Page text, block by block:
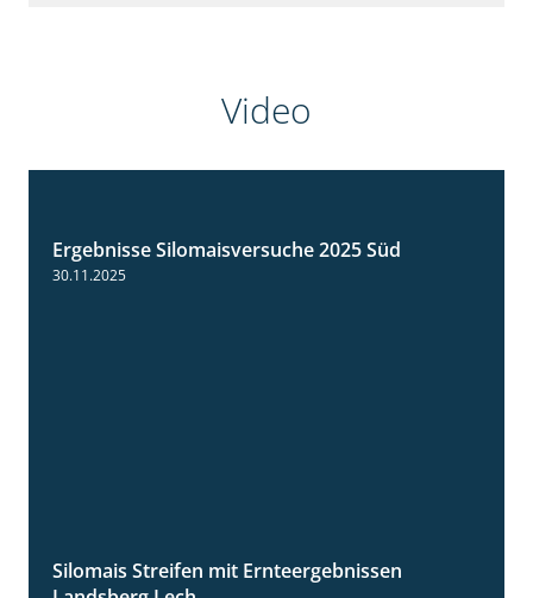
Video
Ergebnisse Silomaisversuche 2025 Süd
30.11.2025
11:01
Silomais Streifen mit Ernteergebnissen